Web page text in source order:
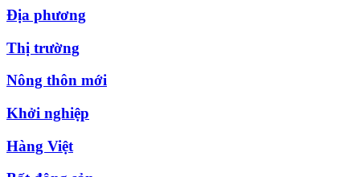
Địa phương
Thị trường
Nông thôn mới
Khởi nghiệp
Hàng Việt